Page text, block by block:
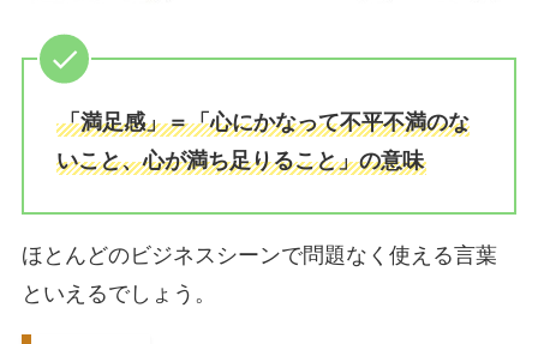
「満足感」＝「心にかなって不平不満のな
いこと、心が満ち足りること」の意味
ほとんどのビジネスシーンで問題なく使える言葉
といえるでしょう。